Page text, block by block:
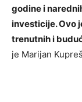
godine i
investicije. Ovo
trenutnih i
je Marijan